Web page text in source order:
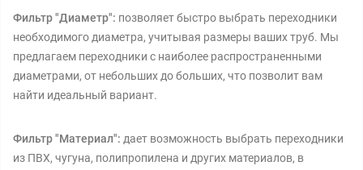
Фильтр "Диаметр": позволяет быстро выбрать переходники
необходимого диаметра, учитывая размеры ваших труб. Мы
предлагаем переходники с наиболее распространенными
диаметрами, от небольших до больших, что позволит вам
найти идеальный вариант.
Фильтр "Материал": дает возможность выбрать переходники
из ПВХ, чугуна, полипропилена и других материалов, в